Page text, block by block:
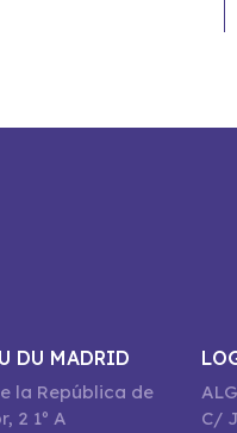
DU MADRID
la República de
2 1º A
C/